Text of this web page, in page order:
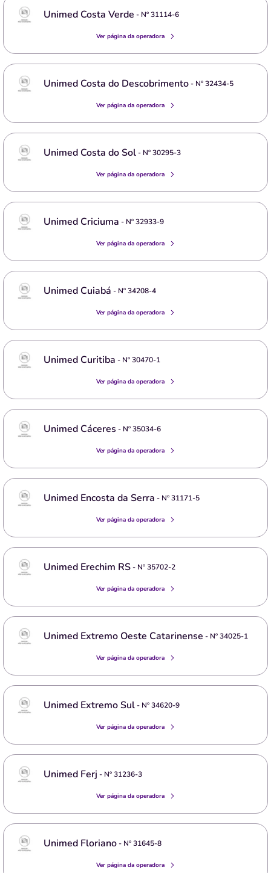
Unimed Costa Verde - Nº31114-6
Ver página da operadora
Unimed Costa do Descobrimento- Nº32434-5
Ver página da operadora
Unimed Costa do Sol- Nº30295-3
Ver página da operadora
Unimed Criciuma - Nº32933-9
Ver página da operadora
Unimed Cuiabá - Nº34208-4
Ver página da operadora
Unimed Curitiba - Nº30470-1
Ver página da operadora
Unimed Cáceres - Nº35034-6
Ver página da operadora
Unimed Encosta da Serra - Nº31171-5
Ver página da operadora
Unimed Erechim RS- Nº35702-2
Ver página da operadora
Unimed Extremo Oeste Catarinense - Nº34025-1
Ver página da operadora
Unimed Extremo Sul- Nº34620-9
Ver página da operadora
Unimed Ferj - Nº31236-3
Ver página da operadora
Unimed Floriano- Nº31645-8
Ver página da operadora